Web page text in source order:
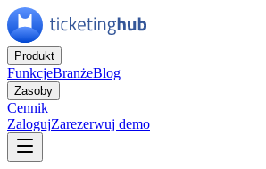
Produkt
FunkcjeBranżeBlog
Zasoby
Cennik
ZalogujZarezerwuj demo